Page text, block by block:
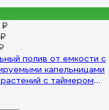
₽
полив от емкости с
капельницами
с таймером
7305-00